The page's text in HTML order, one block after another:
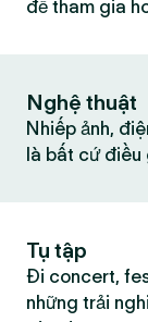
để tham gia
Nghệ thuật
Nhiếp ảnh,
là bất cứ
Tụ tập
Đi concert,
những trải